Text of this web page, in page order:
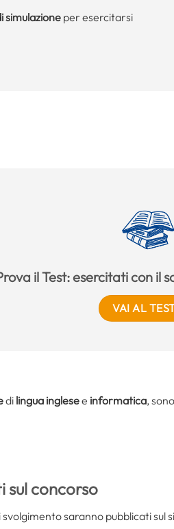
simulazioneper esercitarsi
il Test: esercitati con il
VAI AL
di lingua inglesee informatica,
sul concorso
saranno pubblicati sul